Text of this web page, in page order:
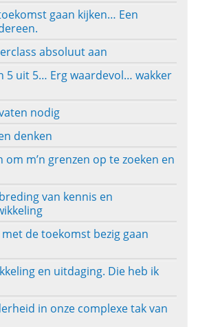
gaan kijken… Een
absoluut aan
5 uit 5… Erg waardevol… wakker
nodig
denken
om m’n grenzen op te zoeken en
van kennis en
de toekomst bezig gaan
en uitdaging. Die heb ik
in onze complexe tak van